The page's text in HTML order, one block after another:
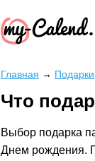
Главная → Подарки
Что
Выбор подарка
Днем рождения.